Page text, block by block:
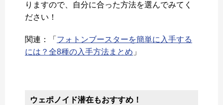
りますので、自分に合った方法を選んでみてく
ださい！
関連：「 フォトンブースターを簡単に入手する
には？全8種の入手方法まとめ 」
ウェポノイド潜在もおすすめ！